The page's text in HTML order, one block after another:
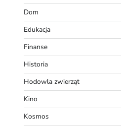
Dom
Edukacja
Finanse
Historia
Hodowla zwierząt
Kino
Kosmos